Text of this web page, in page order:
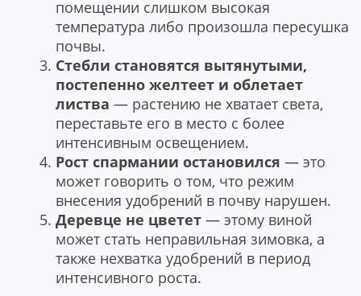
помещении слишком высокая
температура либо произошла пересушка
почвы.
Стебли становятся вытянутыми,
постепенно желтеет и облетает
листва ― растению не хватает света,
переставьте его в место с более
интенсивным освещением.
Рост спармании остановился ― это
может говорить о том, что режим
внесения удобрений в почву нарушен.
Деревце не цветет ― этому виной
может стать неправильная зимовка, а
также нехватка удобрений в период
интенсивного роста.